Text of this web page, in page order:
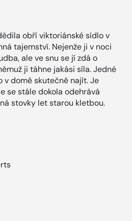
obří viktoriánské sídlo v
tajemství. Nejenže ji v noci
ale ve snu se jí zdá o
ji táhne jakási síla. Jedné
v domě skutečně najít. Je
se stále dokola odehrává
stovky let starou kletbou.